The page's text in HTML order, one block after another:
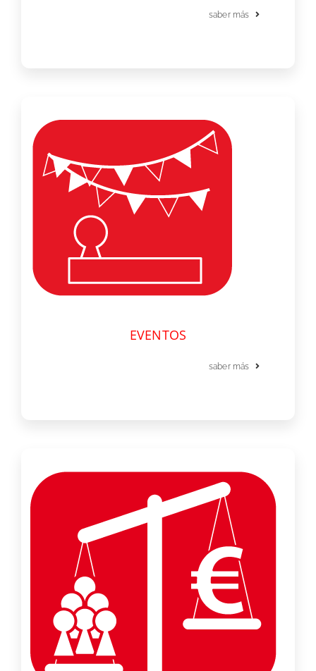
saber más
EVENTOS
saber más